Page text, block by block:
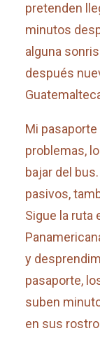
pretenden
minutos
alguna
después
Mi
problemas,
bajar del
pasivos,
Sigue la ruta
y
pasaporte,
suben
en sus